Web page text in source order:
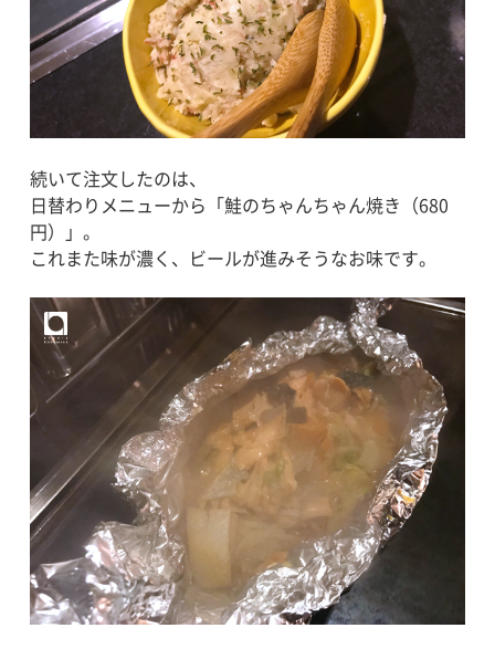
続いて注文したのは、
日替わりメニューから「鮭のちゃんちゃん焼き（680
円）」。
これまた味が濃く、ビールが進みそうなお味です。